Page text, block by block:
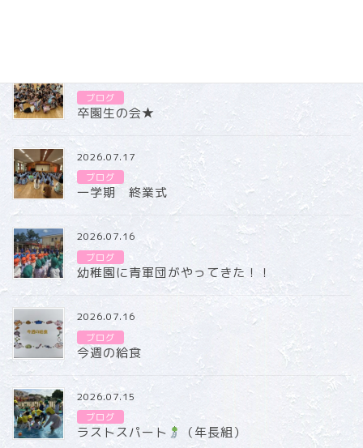
ブログ
卒園生の会★
2026.07.17
ブログ
一学期 終業式
2026.07.16
ブログ
幼稚園に青軍団がやってきた！！
2026.07.16
ブログ
今週の給食
2026.07.15
ブログ
ラストスパート （年長組）